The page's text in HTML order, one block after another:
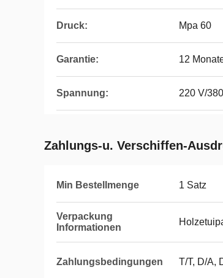
Druck: Mpa 60
Garantie: 12
Spannung: 220 V/
Zahlungs-u. Verschiffen-
Min Bestellmenge 1 Satz
Verpackung
Informationen
Zahlungsbedingungen T/T, D/A,